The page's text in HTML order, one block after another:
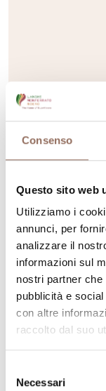
Consenso
Questo sito web
Utilizziamo i
annunci, per
analizzare il
informazioni sul
nostri partner
pubblicità e
con altre
raccolto dal suo
delNecessari
BikeSquare
Località
+39 0173